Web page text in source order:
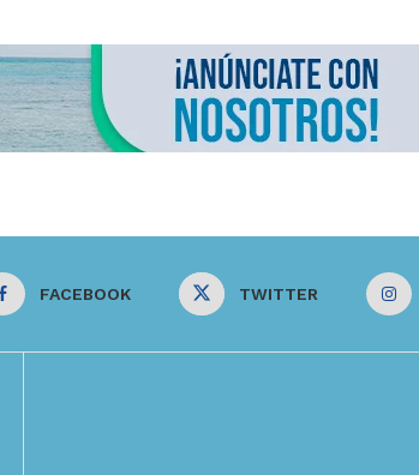
FACEBOOK TWITTER